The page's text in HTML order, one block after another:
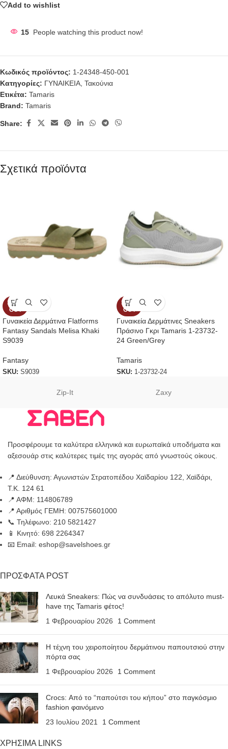
Add to wishlist
15 People watching this product now!
Κωδικός προϊόντος: 1-24348-450-001
Κατηγορίες: ΓΥΝΑΙΚΕΙΑ Τακούνια
Ετικέτα: Tamaris
Brand: Tamaris
Share:
Σχετικά προϊόντα
SOLD
OUT
Γυναικεία Δερμάτινα Flatforms
Fantasy Sandals Melisa Khaki
S9039
Fantasy
SKU: S9039
SOLD
OUT
Γυναικεία Δερμάτινες Sneakers
Πράσινο Γκρι Tamaris 1-23732-
24 Green/Grey
Tamaris
SKU: 1-23732-24
Zip-It Zaxy
Προσφέρουμε τα καλύτερα ελληνικά και ευρωπαϊκά υποδήματα και
αξεσουάρ στις καλύτερες τιμές της αγοράς από γνωστούς οίκους.
📍 Διεύθυνση: Αγωνιστών Στρατοπέδου Χαϊδαρίου 122, Χαϊδάρι,
Τ.Κ. 124 61
📍 ΑΦΜ: 114806789
📍 Αριθμός ΓΕΜΗ: 007575601000
📞 Τηλέφωνο: 210 5821427
📱 Κινητό: 698 2264347
📧 Email: eshop@savelshoes.gr
ΠΡΟΣΦΑΤΑ POST
Λευκά Sneakers: Πώς να συνδυάσεις το απόλυτο must-
have της Tamaris φέτος!
1 Φεβρουαρίου 2026
1 Comment
Η τέχνη του χειροποίητου δερμάτινου παπουτσιού στην
πόρτα σας
1 Φεβρουαρίου 2026
1 Comment
Crocs: Από το “παπούτσι του κήπου” στο παγκόσμιο
fashion φαινόμενο
23 Ιουλίου 2021
1 Comment
ΧΡΗΣΙΜΑ LINKS